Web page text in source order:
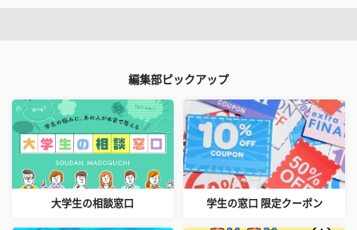
編集部ピックアップ
大学生の相談窓口 学生の窓口 限定クーポン